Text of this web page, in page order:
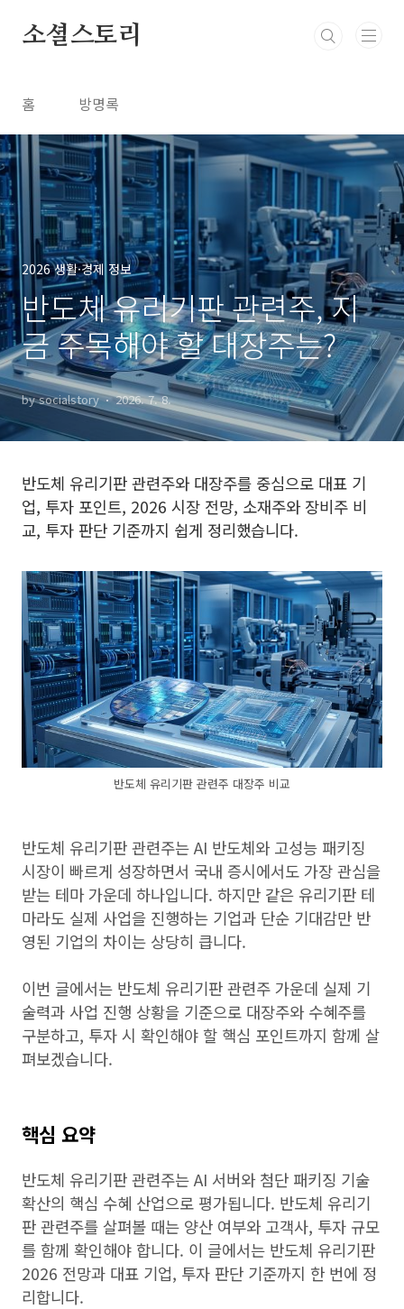
소셜스토리
홈 방명록
2026 생활·경제 정보
반도체 유리기판 관련주, 지
금 주목해야 할 대장주는?
by socialstory 2026. 7. 8.
반도체 유리기판 관련주와 대장주를 중심으로 대표 기
업, 투자 포인트, 2026 시장 전망, 소재주와 장비주 비
교, 투자 판단 기준까지 쉽게 정리했습니다.
반도체 유리기판 관련주 대장주 비교
반도체 유리기판 관련주는 AI 반도체와 고성능 패키징
시장이 빠르게 성장하면서 국내 증시에서도 가장 관심을
받는 테마 가운데 하나입니다. 하지만 같은 유리기판 테
마라도 실제 사업을 진행하는 기업과 단순 기대감만 반
영된 기업의 차이는 상당히 큽니다.
이번 글에서는 반도체 유리기판 관련주 가운데 실제 기
술력과 사업 진행 상황을 기준으로 대장주와 수혜주를
구분하고, 투자 시 확인해야 할 핵심 포인트까지 함께 살
펴보겠습니다.
핵심 요약
반도체 유리기판 관련주는 AI 서버와 첨단 패키징 기술
확산의 핵심 수혜 산업으로 평가됩니다. 반도체 유리기
판 관련주를 살펴볼 때는 양산 여부와 고객사, 투자 규모
를 함께 확인해야 합니다. 이 글에서는 반도체 유리기판
2026 전망과 대표 기업, 투자 판단 기준까지 한 번에 정
리합니다.